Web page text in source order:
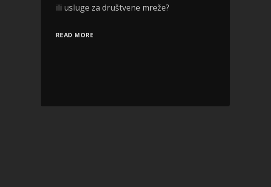
ili usluge za društvene mreže?
READ MORE